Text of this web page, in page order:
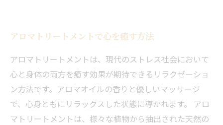
アロマトリートメントで心を癒す方法
アロマトリートメントは、現代のストレス社会において
心と身体の両方を癒す効果が期待できるリラクゼーショ
ン方法です。アロマオイルの香りと優しいマッサージ
で、心身ともにリラックスした状態に導かれます。 アロ
マトリートメントは、様々な植物から抽出された天然の